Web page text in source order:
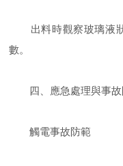
出料時觀察玻璃液狀
數。
四、應急處理與事故
觸電事故防範